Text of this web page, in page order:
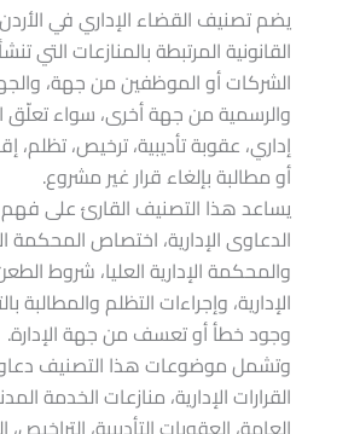
يضم تصنيف القضاء الإداري في
القانونية المرتبطة بالمنازعات التي
الشركات أو الموظفين من جهة،
والرسمية من جهة أخرى، سواء تعلّق
إداري، عقوبة تأديبية، ترخيص، تظلم،
أو مطالبة بإلغاء قرار غير مشروع.
يساعد هذا التصنيف القارئ على
الدعاوى الإدارية، اختصاص المحكمة
والمحكمة الإدارية العليا، شروط
الإدارية، وإجراءات التظلم والمطالبة
وجود خطأ أو تعسف من جهة الإدارة.
وتشمل موضوعات هذا التصنيف
القرارات الإدارية، منازعات الخدمة